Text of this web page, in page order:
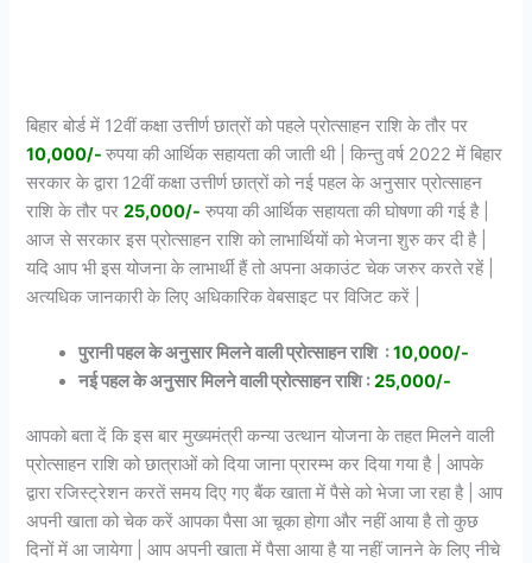
बिहार बोर्ड में 12वीं कक्षा उत्तीर्ण छात्रों को पहले प्रोत्साहन राशि के तौर पर
10,000/- रुपया की आर्थिक सहायता की जाती थी | किन्तु वर्ष 2022 में बिहार
सरकार के द्वारा 12वीं कक्षा उत्तीर्ण छात्रों को नई पहल के अनुसार प्रोत्साहन
राशि के तौर पर25,000/- रुपया की आर्थिक सहायता की घोषणा की गई है |
आज से सरकार इस प्रोत्साहन राशि को लाभार्थियों को भेजना शुरु कर दी है |
यदि आप भी इस योजना के लाभार्थी हैं तो अपना अकाउंट चेक जरुर करते रहें |
अत्यधिक जानकारी के लिए अधिकारिक वेबसाइट पर विजिट करें |
पुरानी पहल के अनुसार मिलने वाली प्रोत्साहन राशि :10,000/-
नई पहल के अनुसार मिलने वाली प्रोत्साहन राशि :25,000/-
आपको बता दें कि इस बार मुख्यमंत्री कन्या उत्थान योजना के तहत मिलने वाली
प्रोत्साहन राशि को छात्राओं को दिया जाना प्रारम्भ कर दिया गया है | आपके
द्वारा रजिस्ट्रेशन करतें समय दिए गए बैंक खाता में पैसे को भेजा जा रहा है | आप
अपनी खाता को चेक करें आपका पैसा आ चूका होगा और नहीं आया है तो कुछ
दिनों में आ जायेगा | आप अपनी खाता में पैसा आया है या नहीं जानने के लिए नीचे